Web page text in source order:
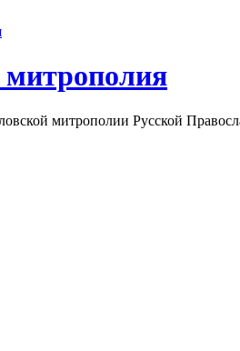
митрополии Русской